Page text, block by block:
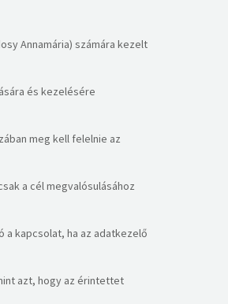
Annamária) számára kezelt
és kezelésére
meg kell felelnie az
a cél megvalósulásához
kapcsolat, ha az adatkezelő
azt, hogy az érintettet